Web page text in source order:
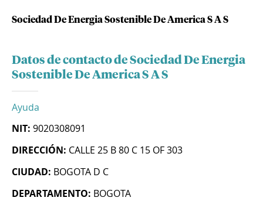
Sociedad De Energia Sostenible De America S A S
Datos de contacto de Sociedad De Energia
Sostenible De America S A S
Ayuda
NIT: 9020308091
DIRECCIÓN: CALLE 25 B 80 C 15 OF 303
CIUDAD: BOGOTA D C
DEPARTAMENTO: BOGOTA